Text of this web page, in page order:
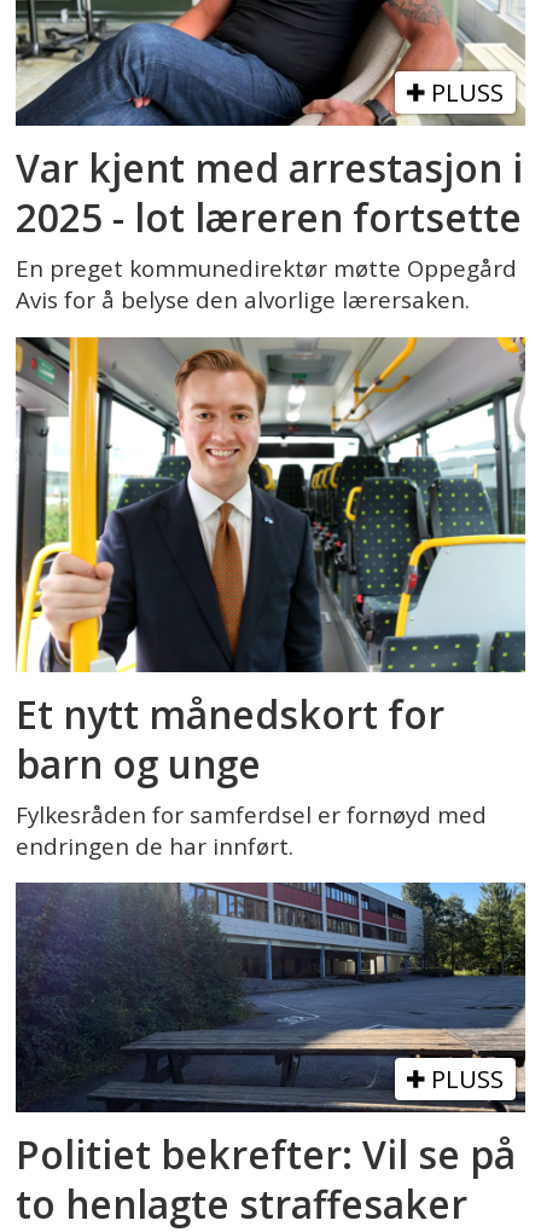
PLUSS
Var kjent med arrestasjon i
2025 - lot læreren fortsette
En preget kommunedirektør møtte Oppegård
Avis for å belyse den alvorlige lærersaken.
Et nytt månedskort for
barn og unge
Fylkesråden for samferdsel er fornøyd med
endringen de har innført.
PLUSS
Politiet bekrefter: Vil se på
to henlagte straffesaker